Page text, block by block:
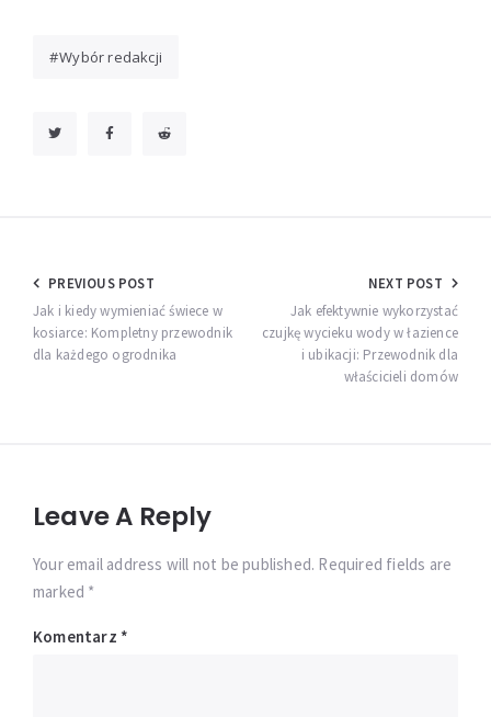
Wybór redakcji
Nawigacja
wpisu
PREVIOUS POST
Jak i kiedy wymieniać świece w
kosiarce: Kompletny przewodnik
dla każdego ogrodnika
NEXT POST
Jak efektywnie wykorzystać
czujkę wycieku wody w łazience
i ubikacji: Przewodnik dla
właścicieli domów
Leave A Reply
Your email address will not be published. Required fields are
marked *
Komentarz *